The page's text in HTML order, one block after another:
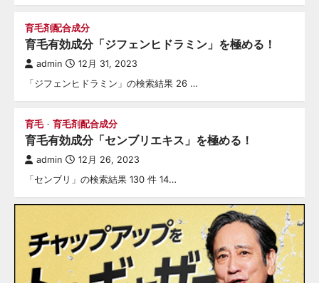
育毛剤配合成分
育毛有効成分「ジフェンヒドラミン」を極める！
admin 12月 31, 2023
「ジフェンヒドラミン」の検索結果 26 …
育毛 育毛剤配合成分
育毛有効成分「センブリエキス」を極める！
admin 12月 26, 2023
「センブリ」の検索結果 130 件 14…